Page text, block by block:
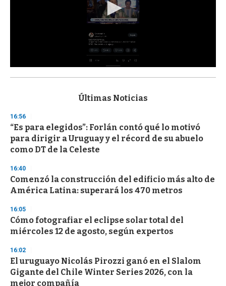
s
d
s
o
f
3
s
e
c
o
d
s
Últimas Noticias
16:56
“Es para elegidos”: Forlán contó qué lo motivó
para dirigir a Uruguay y el récord de su abuelo
como DT de la Celeste
16:40
Comenzó la construcción del edificio más alto de
América Latina: superará los 470 metros
16:05
Cómo fotografiar el eclipse solar total del
miércoles 12 de agosto, según expertos
16:02
El uruguayo Nicolás Pirozzi ganó en el Slalom
Gigante del Chile Winter Series 2026, con la
mejor compañía